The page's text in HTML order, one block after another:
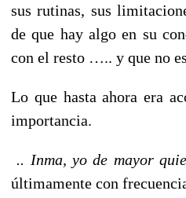
sus rutinas, sus
de que hay algo en su
con el resto ….. y que no
Lo que hasta ahora era
importancia.
.. Inma, yo de mayor
últimamente con